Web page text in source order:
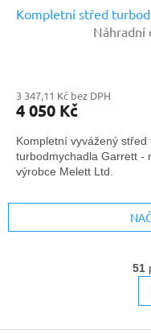
Kompletní střed
Náhradní
3 347,11 Kč bez DPH
4 050 Kč
Kompletní vyvážený
turbodmychadla Garrett -
výrobce Melett Ltd.
51